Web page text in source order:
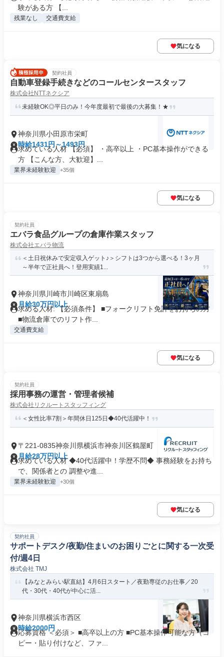
験がある方 【...
残業なし 交通費支給
気になる
契約社員
自動車登録手続きなどのコールセンタースタッフ
株式会社NTTネクシア
未経験OK◎平日のみ！今年度最初で最後の大募集！★
神奈川県小田原市栄町
時給1431円～1493円
求めている人材 【必須】 ・高卒以上 ・PC基本操作ができる
方 【こんな方、大歓迎】...
業界未経験歓迎 +35個
気になる
契約社員
エバラ食品グループの倉庫作業スタッフ
株式会社エバラ物流
＜土日祝休みで安定収入ゲット♪＞シフトは3つから選べる！3ヶ月
～半年で正社員へ！登用実績1...
神奈川県川崎市川崎区東扇島
月給30万円以上
求める人材: 【必須条件】 ■フォークリフト免許をお持ちの方
■物流倉庫でのリフト作...
交通費支給
気になる
契約社員
採用事務の運営・管理者候補
株式会社リクルートスタッフィング
＜女性比率7割＞年間休日125日◆40代活躍中！
〒221-0835神奈川県横浜市神奈川区鶴屋町
月給28万円以上
求めている人材 ◆40代活躍中！学歴不問◆ 事務経験をお持ち
で、関係者との 調整や進...
業界未経験歓迎 +30個
気になる
契約社員
サポートデスク/夜勤/住まいのお困りごとに関する一次受
付/週4日
株式会社 TMJ
【みなとみらい駅直結】4月6日スタート／夜勤専従のお仕事／20
代・30代・40代が中心に活...
神奈川県横浜市西区
時給2000円
応募資格 ＜必須＞ ■高卒以上の方 ■PC基本操作可能な方（コ
ピー・貼り付けなど、ファ...